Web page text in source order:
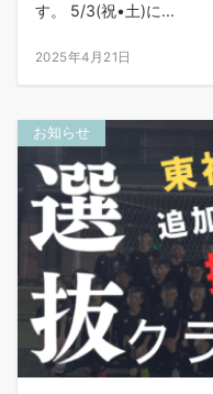
す。 5/3(祝•土)に...
2025年4月21日
お知らせ